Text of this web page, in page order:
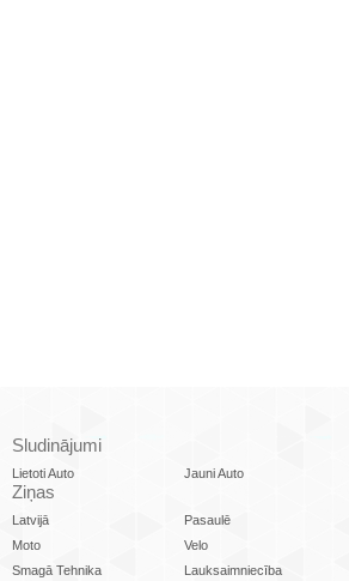
Sludinājumi
Lietoti Auto Jauni Auto
Ziņas
Latvijā Pasaulē
Moto
Velo
Smagā Tehnika
Lauksaimniecība